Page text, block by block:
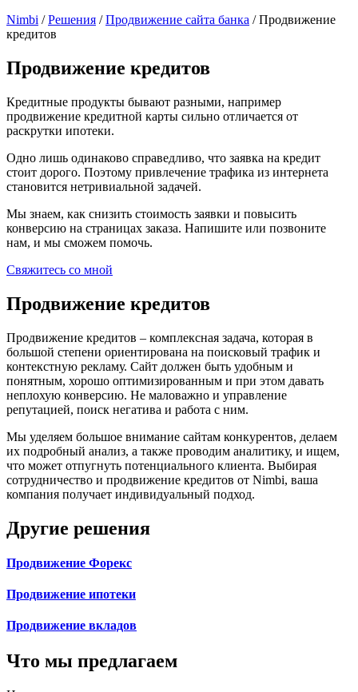
Nimbi /Решения /Продвижение сайта банка / Продвижение
кредитов
Продвижение кредитов
Кредитные продукты бывают разными, например
продвижение кредитной карты сильно отличается от
раскрутки ипотеки.
Одно лишь одинаково справедливо, что заявка на кредит
стоит дорого. Поэтому привлечение трафика из интернета
становится нетривиальной задачей.
Мы знаем, как снизить стоимость заявки и повысить
конверсию на страницах заказа. Напишите или позвоните
нам, и мы сможем помочь.
Свяжитесь со мной
Продвижение кредитов
Продвижение кредитов – комплексная задача, которая в
большой степени ориентирована на поисковый трафик и
контекстную рекламу. Сайт должен быть удобным и
понятным, хорошо оптимизированным и при этом давать
неплохую конверсию. Не маловажно и управление
репутацией, поиск негатива и работа с ним.
Мы уделяем большое внимание сайтам конкурентов, делаем
их подробный анализ, а также проводим аналитику, и ищем,
что может отпугнуть потенциального клиента. Выбирая
сотрудничество и продвижение кредитов от Nimbi, ваша
компания получает индивидуальный подход.
Другие решения
Продвижение Форекс
Продвижение ипотеки
Продвижение вкладов
Что мы предлагаем